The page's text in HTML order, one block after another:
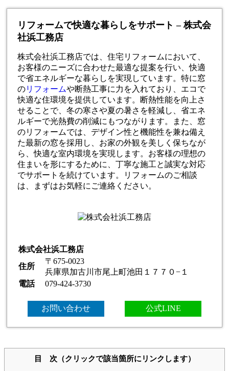
リフォームで快適な暮らしをサポート – 株式会
社浜工務店
株式会社浜工務店では、住宅リフォームにおいて、
お客様のニーズに合わせた最適な提案を行い、快適
で省エネルギーな暮らしを実現しています。特に窓
のリフォームや断熱工事に力を入れており、エコで
快適な住環境を提供しています。断熱性能を向上さ
せることで、冬の寒さや夏の暑さを軽減し、省エネ
ルギーで光熱費の削減にもつながります。また、窓
のリフォームでは、デザイン性と機能性を兼ね備え
た最新の窓を採用し、お家の外観を美しく保ちなが
ら、快適な室内環境を実現します。お客様の理想の
住まいを形にするために、丁寧な施工と誠実な対応
でサポートを続けています。リフォームのご相談
は、まずはお気軽にご連絡ください。
株式会社浜工務店
住所
〒675-0023
兵庫県加古川市尾上町池田１７７０−１
電話
079-424-3730
お問い合わせ 公式LINE
目 次（クリックで該当箇所にリンクします）